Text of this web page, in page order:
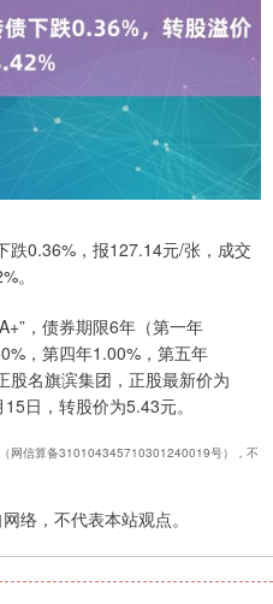
跌0.36%，报127.14元/张，成交
。
，债券期限6年（第一年
，第四年1.00%，第五年
股名旗滨集团，正股最新价为
日，转股价为5.43元。
网信算备310104345710301240019号），不
络，不代表本站观点。